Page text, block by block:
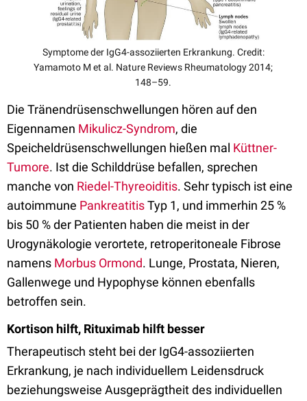
Symptome der IgG4-assoziierten Erkrankung. Credit:
Yamamoto M et al. Nature Reviews Rheumatology 2014;
148–59.
Die Tränendrüsenschwellungen hören auf den
Eigennamen Mikulicz-Syndrom, die
Speicheldrüsenschwellungen hießen mal Küttner-
Tumore. Ist die Schilddrüse befallen, sprechen
manche von Riedel-Thyreoiditis. Sehr typisch ist eine
autoimmune PankreatitisTyp 1, und immerhin 25 %
bis 50 % der Patienten haben die meist in der
Urogynäkologie verortete, retroperitoneale Fibrose
namens Morbus Ormond. Lunge, Prostata, Nieren,
Gallenwege und Hypophyse können ebenfalls
betroffen sein.
Kortison hilft, Rituximab hilft besser
Therapeutisch steht bei der IgG4-assoziierten
Erkrankung, je nach individuellem Leidensdruck
beziehungsweise Ausgeprägtheit des individuellen